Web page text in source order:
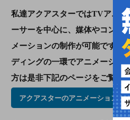
私達アクアスターではTVアニメ
ーサーを中心に、媒体やコンセ
メーションの制作が可能です。
ディングの一環でアニメーショ
方は是非下記のページをご覧く
アクアスターのアニメーションに